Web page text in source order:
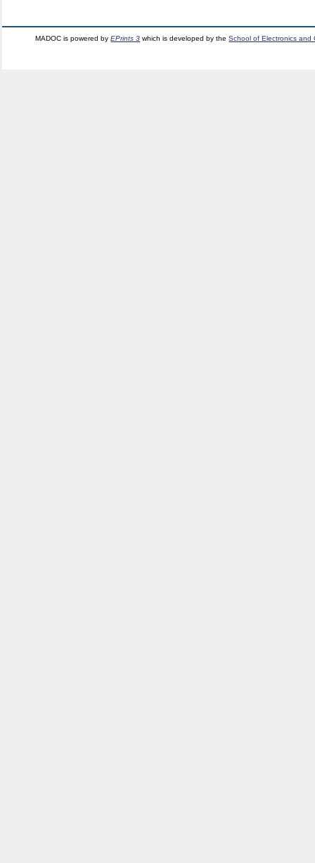
MADOC is powered byEPrints 3 which is developed by theSchool of Electronics and